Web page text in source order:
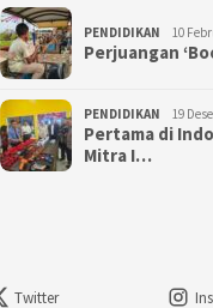
PENDIDIKAN 10
Perjuangan
PENDIDIKAN 19
Pertama di
Mitra I…
Twitter